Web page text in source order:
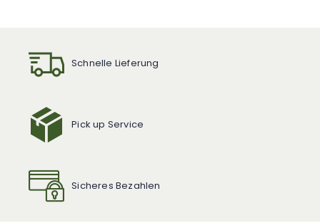
Schnelle Lieferung
Pick up Service
Sicheres Bezahlen